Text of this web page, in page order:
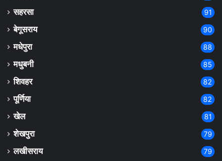
सहरसा 91
बेगूसराय 90
मधेपुरा 88
मधुबनी 85
शिवहर 82
पूर्णिया 82
खेल 81
शेखपुरा 79
लखीसराय 79